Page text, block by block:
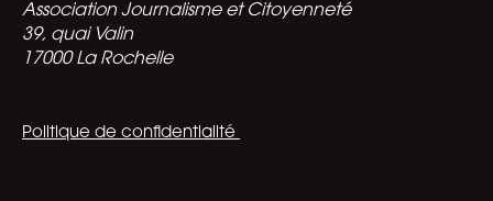
Association Journalisme et Citoyenneté
39, quai Valin
17000 La Rochelle
Politique de confidentialité